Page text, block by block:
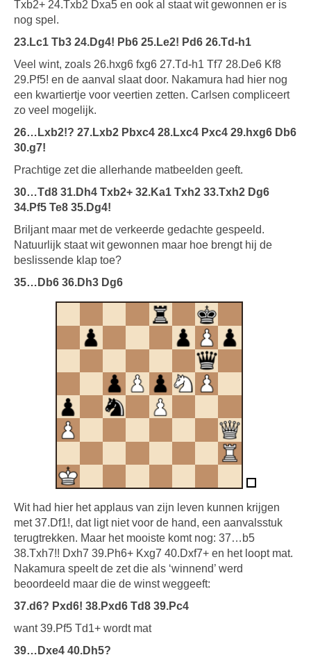
Txb2+ 24.Txb2 Dxa5 en ook al staat wit gewonnen er is
nog spel.
23.Lc1 Tb3 24.Dg4! Pb6 25.Le2! Pd6 26.Td-h1
Veel wint, zoals 26.hxg6 fxg6 27.Td-h1 Tf7 28.De6 Kf8
29.Pf5! en de aanval slaat door. Nakamura had hier nog
een kwartiertje voor veertien zetten. Carlsen compliceert
zo veel mogelijk.
26…Lxb2!? 27.Lxb2 Pbxc4 28.Lxc4 Pxc4 29.hxg6 Db6
30.g7!
Prachtige zet die allerhande matbeelden geeft.
30…Td8 31.Dh4 Txb2+ 32.Ka1 Txh2 33.Txh2 Dg6
34.Pf5 Te8 35.Dg4!
Briljant maar met de verkeerde gedachte gespeeld.
Natuurlijk staat wit gewonnen maar hoe brengt hij de
beslissende klap toe?
35…Db6 36.Dh3 Dg6
Wit had hier het applaus van zijn leven kunnen krijgen
met 37.Df1!, dat ligt niet voor de hand, een aanvalsstuk
terugtrekken. Maar het mooiste komt nog: 37…b5
38.Txh7!! Dxh7 39.Ph6+ Kxg7 40.Dxf7+ en het loopt mat.
Nakamura speelt de zet die als ‘winnend’ werd
beoordeeld maar die de winst weggeeft:
37.d6? Pxd6! 38.Pxd6 Td8 39.Pc4
want 39.Pf5 Td1+ wordt mat
39…Dxe4 40.Dh5?